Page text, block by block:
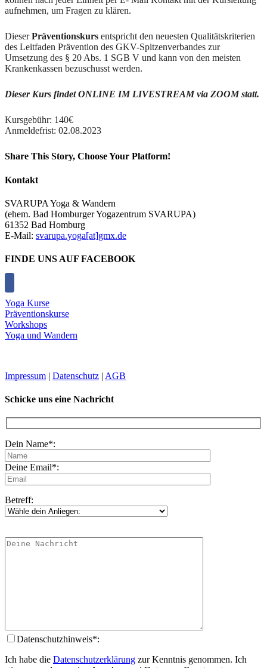
aufnehmen, um Fragen zu klären.
DieserPräventionskurs entspricht den neuesten Qualitätskriterien
des Leitfaden Prävention des GKV-Spitzenverbandes zur
Umsetzung des § 20 Abs. 1 SGB V und kann von den meisten
Krankenkassen bezuschusst werden.
Dieser Kurs findet ONLINE IM LIVESTREAM via ZOOMstatt.
Kursgebühr: 140€
Anmeldefrist: 02.08.2023
Share This Story, Choose Your Platform!
Facebook
X
Reddit
LinkedIn
Tumblr
Pinterest
Vk
E-
Kontakt
SVARUPA Yoga & Wandern
(ehem. Bad Homburger Yogazentrum SVARUPA)
61352 Bad Homburg
E-Mail: svarupa.yoga[at]gmx.de
FINDE UNS AUF FACEBOOK
Yoga Kurse
Präventionskurse
Workshops
Yoga und Wandern
Impressum | Datenschutz | AGB
Schicke uns eine Nachricht
Dein Name*:
Deine Email*:
Betreff:
Datenschutzhinweis*:
Ich habe die Datenschutzerklärung zur Kenntnis genommen. Ich